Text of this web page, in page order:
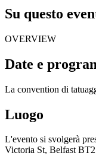
Su questo
OVERVIEW
Date e
La convention di
Luogo
L'evento si svolgerà
Victoria St, Belfast